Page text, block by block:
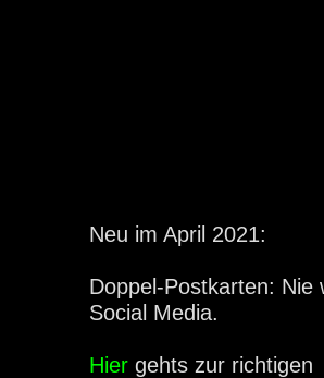
Neu im April 2021:
Doppel-Postkarten: Nie
Social Media.
Hier gehts zur richtigen